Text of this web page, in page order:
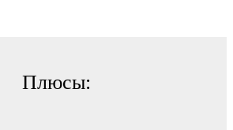
Плюсы: